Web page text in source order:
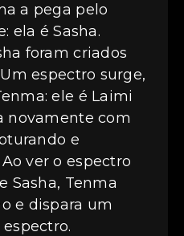
a pega pelo
ela é Sasha.
foram criados
espectro surge,
ele é Laimi
novamente com
e
ver o espectro
Sasha, Tenma
e dispara um